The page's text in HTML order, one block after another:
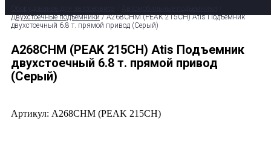
Двухстоечные подъемники/ A268CHM (PEAK 215CH) Atis Подъемник
двухстоечный 6.8 т. прямой привод (Серый)
A268CHM (PEAK 215CH) Atis Подъемник
двухстоечный 6.8 т. прямой привод
(Серый)
Артикул: A268CHM (PEAK 215CH)